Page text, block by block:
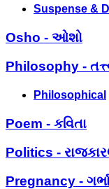
Suspense &
Osho - ઓશો
Philosophy -
Philosophical
Poem - કવિતા
Politics -
Pregnancy -